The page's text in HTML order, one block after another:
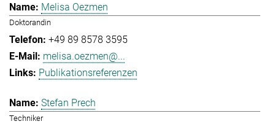
Melisa Oezmen
Doktorandin
+49 89 8578 3595
melisa.oezmen@...
Publikationsreferenzen
Stefan Prech
Techniker